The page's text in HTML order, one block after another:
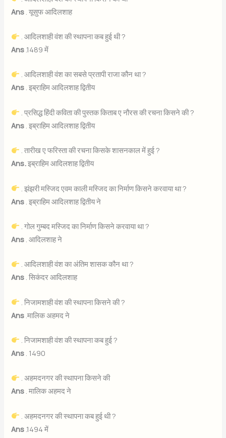
Ans . यूसुफ आदिलशाह
. आदिलशाही वंश की स्थापना कब हुई थी ?
Ans .1489 में
. आदिलशाही वंश का सबसे प्रतापी राजा कौन था ?
Ans . इब्राहिम आदिलशाह द्वितीय
. प्रसिद्ध हिंदी कविता की पुस्तक किताब ए नौरस की रचना किसने की ?
Ans . इब्राहिम आदिलशाह द्वितीय
. तारीख ए फरिस्ता की रचना किसके शासनकाल में हुई ?
Ans.इब्राहिम आदिलशाह द्वितीय
. झंझरी मस्जिद एवम काली मस्जिद का निर्माण किसने करवाया था ?
Ans . इब्राहिम आदिलशाह द्वितीय ने
. गोल गुम्बद मस्जिद का निर्माण किसने करवाया था ?
Ans . आदिलशाह ने
. आदिलशाही वंश का अंतिम शासक कौन था ?
Ans . सिकंदर आदिलशाह
. निजामशाही वंश की स्थापना किसने की ?
Ans .मालिक अहमद ने
. निजामशाही वंश की स्थापना कब हुई ?
Ans . 1490
. अहमदनगर की स्थापना किसने की
Ans . मालिक अहमद ने
. अहमदनगर की स्थापना कब हुई थी ?
Ans .1494 में